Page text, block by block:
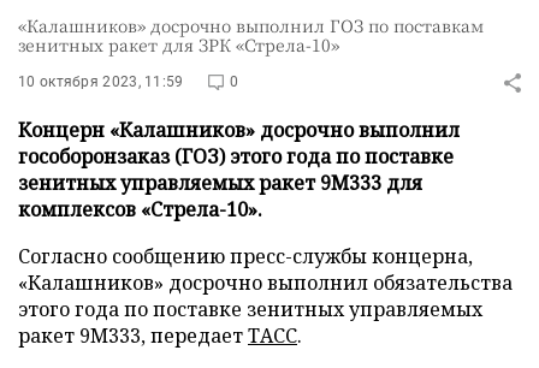
«Калашников» досрочно выполнил ГОЗ по поставкам
зенитных ракет для ЗРК «Стрела-10»
10 октября 2023, 11:59 0
Концерн «Калашников» досрочно выполнил
гособоронзаказ (ГОЗ) этого года по поставке
зенитных управляемых ракет 9М333 для
комплексов «Стрела-10».
Согласно сообщению пресс-службы концерна,
«Калашников» досрочно выполнил обязательства
этого года по поставке зенитных управляемых
ракет 9М333, передаетТАСС.